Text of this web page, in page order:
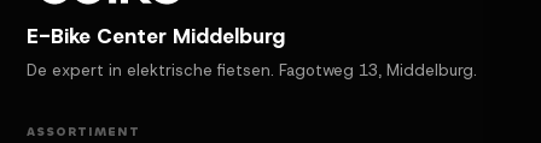
E-Bike Center Middelburg
De expert in elektrische fietsen. Fagotweg 13, Middelburg.
ASSORTIMENT